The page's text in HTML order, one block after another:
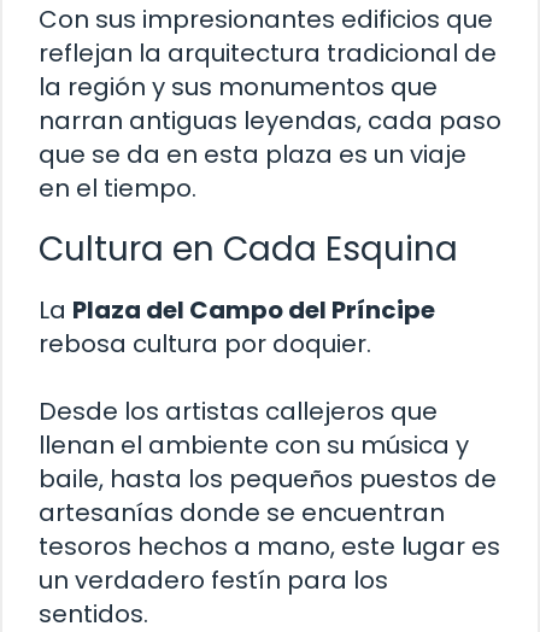
Con sus impresionantes edificios que
reflejan la arquitectura tradicional de
la región y sus monumentos que
narran antiguas leyendas, cada paso
que se da en esta plaza es un viaje
en el tiempo.
Cultura en Cada Esquina
La Plaza del Campo del Príncipe
rebosa cultura por doquier.
Desde los artistas callejeros que
llenan el ambiente con su música y
baile, hasta los pequeños puestos de
artesanías donde se encuentran
tesoros hechos a mano, este lugar es
un verdadero festín para los
sentidos.